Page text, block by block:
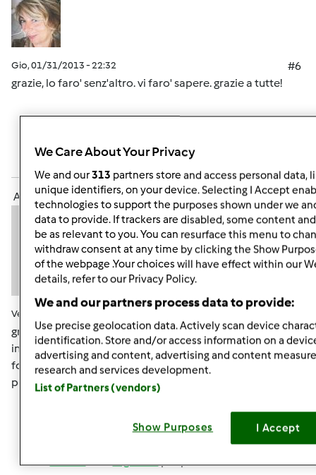
Gio, 01/31/2013 - 22:32
#6
grazie, lo faro' senz'altro. vi faro' sapere. grazie a tutte!
per poter commentare
Anonimo (non verificato)
Ven, 02/01/2013 - 15:02
grazie mille avevo capito che se la usavo mi finiva
intendevo se era buona per produrne altra o quella del
fornai era solo per l'uso in quel momento,allora me ne
procurerò un po e vediamo come andrà
In cima
Accedio registratiper poter commentare
We Care About Your Privacy
We and our313 partners store and access personal data,
unique identifiers, on your device. Selecting I Accept
technologies to support the purposes shown under we
data to provide. If trackers are disabled, some content
be as relevant to you. You can resurface this menu to
withdraw consent at any time by clicking the Show
of the webpage .Your choices will have effect within our
details, refer to our Privacy Policy.
We and our partners process data to provide:
Use precise geolocation data. Actively scan device
identification. Store and/or access information on a
advertising and content, advertising and content
research and services development.
List of Partners (vendors)
Show Purposes I Accept